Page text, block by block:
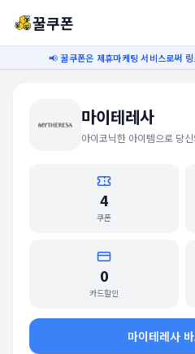
꿀쿠폰
📢 꿀쿠폰은 제휴마케팅 서비스로써
마이테레사
아이코닉한 아이템으로 당
4
쿠폰
0
카드할인
마이테레사바